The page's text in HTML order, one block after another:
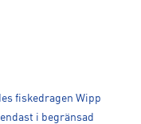
fiskedragen Wipp
i begränsad